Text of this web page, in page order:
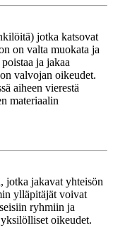
jotka katsovat
on valta muokata ja
ja jakaa
valvojan oikeudet.
aiheen vierestä
materiaalin
jotka jakavat yhteisön
ylläpitäjät voivat
ryhmiin ja
oikeudet.